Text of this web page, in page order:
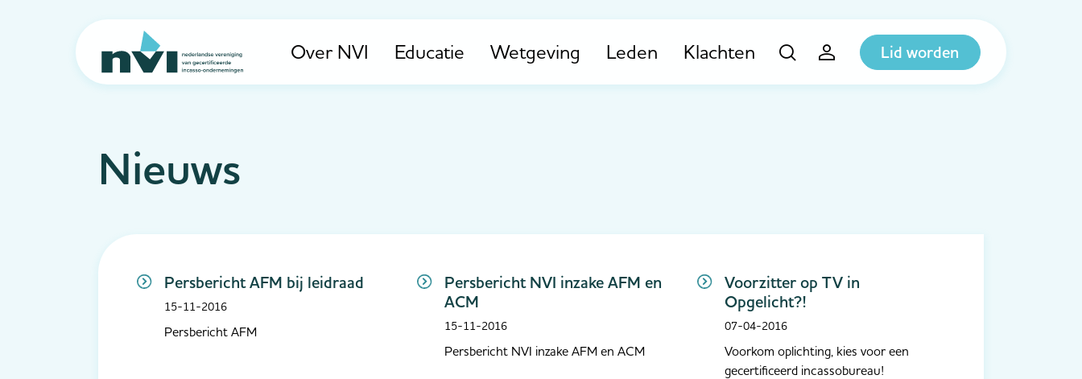
Navigation Over NVI Educatie Wetgeving Leden Klachten Lid worden
Nieuws
Persbericht AFM bij leidraad
15-11-2016
Persbericht AFM
Persbericht NVI inzake AFM en
ACM
15-11-2016
Persbericht NVI inzake AFM en ACM
Voorzitter op TV in
Opgelicht?!
07-04-2016
Voorkom oplichting, kies voor een
gecertificeerd incassobureau!